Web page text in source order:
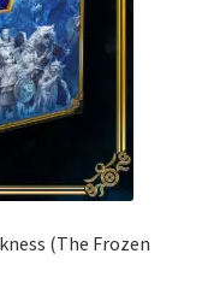
(The Frozen